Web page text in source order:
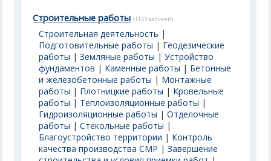
Строительные работы (1153 записей)
Строительная деятельность |
Подготовительные работы | Геодезические
работы |Земляные работы |Устройство
фундаментов | Каменные работы | Бетонные
и железобетонные работы | Монтажные
работы | Плотницкие работы | Кровельные
работы | Теплоизоляционные работы |
Гидроизоляционные работы |Отделочные
работы |Стекольные работы |
Благоустройство территории | Контроль
качества производства СМР |Завершение